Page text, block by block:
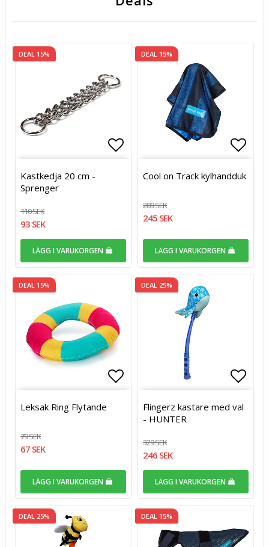
DEAL 15%
Lägg till i favoritlistan
Kastkedja 20 cm -
Sprenger
110 SEK
93 SEK
LÄGG I VARUKORGEN
DEAL 15%
Cool on Track kylhandduk
289 SEK
245 SEK
LÄGG I VARUKORGEN
DEAL 15%
Lägg till i favoritlistan
Leksak Ring Flytande
79 SEK
67 SEK
LÄGG I VARUKORGEN
DEAL 25%
Flingerz kastare med val
- HUNTER
329 SEK
246 SEK
LÄGG I VARUKORGEN
DEAL 25% DEAL 15%